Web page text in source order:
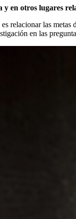
y en otros lugares
relacionar las
en las